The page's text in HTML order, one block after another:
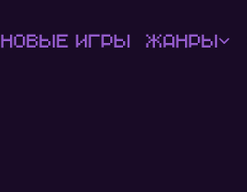
Новые игры Жанры